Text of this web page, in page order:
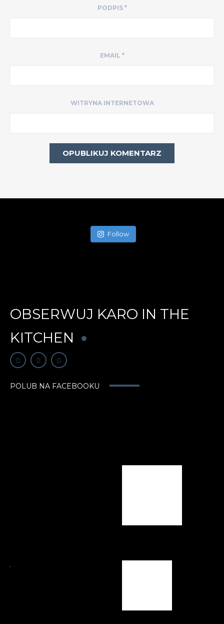
PODPIS *
EMAIL *
WITRYNA INTERNETOWA
Follow
OBSERWUJ KARO IN THE
KITCHEN
POLUB NA FACEBOOKU